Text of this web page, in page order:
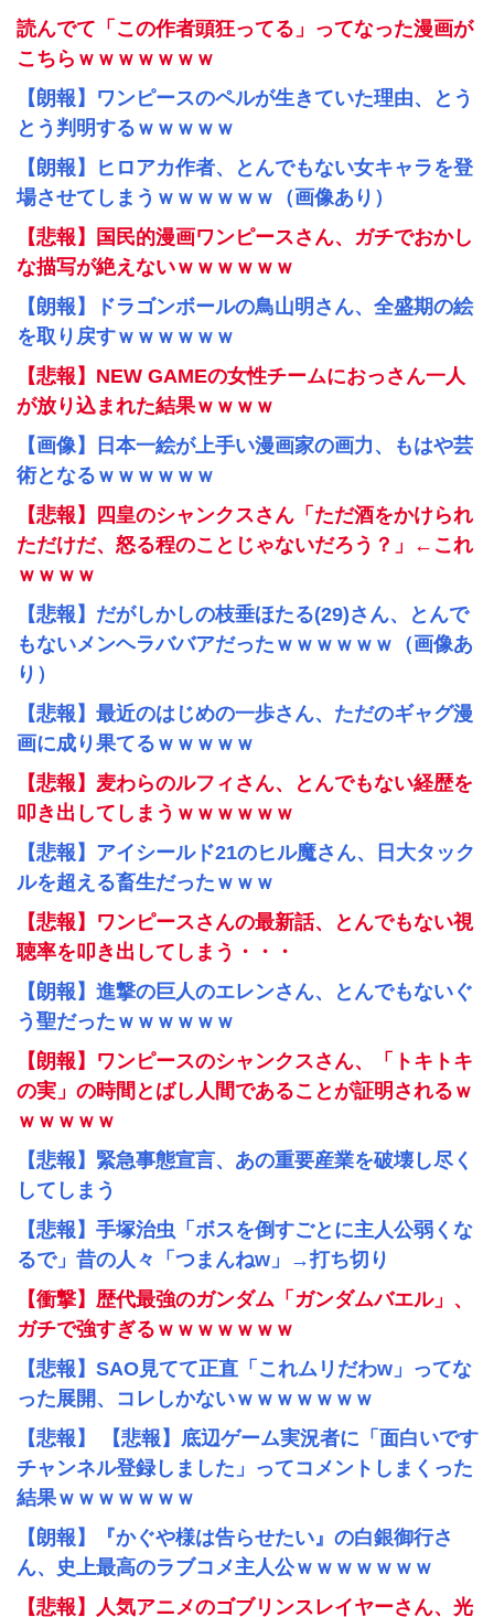
読んでて「この作者頭狂ってる」ってなった漫画が
こちらｗｗｗｗｗｗｗ
【朗報】ワンピースのペルが生きていた理由、とう
とう判明するｗｗｗｗｗ
【朗報】ヒロアカ作者、とんでもない女キャラを登
場させてしまうｗｗｗｗｗｗ（画像あり）
【悲報】国民的漫画ワンピースさん、ガチでおかし
な描写が絶えないｗｗｗｗｗｗ
【朗報】ドラゴンボールの鳥山明さん、全盛期の絵
を取り戻すｗｗｗｗｗｗ
【悲報】NEW GAMEの女性チームにおっさん一人
が放り込まれた結果ｗｗｗｗ
【画像】日本一絵が上手い漫画家の画力、もはや芸
術となるｗｗｗｗｗｗ
【悲報】四皇のシャンクスさん「ただ酒をかけられ
ただけだ、怒る程のことじゃないだろう？」←これ
ｗｗｗｗ
【悲報】だがしかしの枝垂ほたる(29)さん、とんで
もないメンヘラババアだったｗｗｗｗｗｗ（画像あ
り）
【悲報】最近のはじめの一歩さん、ただのギャグ漫
画に成り果てるｗｗｗｗｗ
【悲報】麦わらのルフィさん、とんでもない経歴を
叩き出してしまうｗｗｗｗｗｗ
【悲報】アイシールド21のヒル魔さん、日大タック
ルを超える畜生だったｗｗｗ
【悲報】ワンピースさんの最新話、とんでもない視
聴率を叩き出してしまう・・・
【朗報】進撃の巨人のエレンさん、とんでもないぐ
う聖だったｗｗｗｗｗｗ
【朗報】ワンピースのシャンクスさん、「トキトキ
の実」の時間とばし人間であることが証明されるｗ
ｗｗｗｗｗ
【悲報】緊急事態宣言、あの重要産業を破壊し尽く
してしまう
【悲報】手塚治虫「ボスを倒すごとに主人公弱くな
るで」昔の人々「つまんねw」→打ち切り
【衝撃】歴代最強のガンダム「ガンダムバエル」、
ガチで強すぎるｗｗｗｗｗｗｗ
【悲報】SAO見てて正直「これムリだわw」ってな
った展開、コレしかないｗｗｗｗｗｗｗ
【悲報】 【悲報】底辺ゲーム実況者に「面白いです
チャンネル登録しました」ってコメントしまくった
結果ｗｗｗｗｗｗｗ
【朗報】『かぐや様は告らせたい』の白銀御行さ
ん、史上最高のラブコメ主人公ｗｗｗｗｗｗｗ
【悲報】人気アニメのゴブリンスレイヤーさん、光